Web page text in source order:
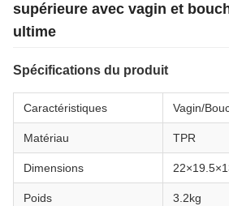
supérieure avec vagin et
ultime
Spécifications du produit
Caractéristiques Vagin/
Matériau TPR
Dimensions
Poids 3.2kg